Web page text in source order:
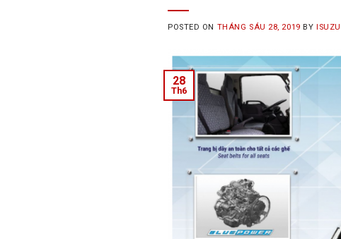
POSTED ON THÁNG SÁU 28, 2019 BY
28
Th6